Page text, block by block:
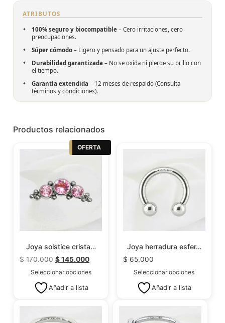
ATRIBUTOS
100% seguro y biocompatible – Cero irritaciones, cero
preocupaciones.
Súper cómodo – Ligero y pensado para un ajuste perfecto.
Durabilidad garantizada – No se oxida ni pierde su brillo con
el tiempo.
Garantía extendida – 12 meses de respaldo (Consulta
términos y condiciones).
Productos relacionados
OFERTA
Joya solstice crista…
$170.000 $145.000
Seleccionar opciones
Añadir a lista
Joya herradura esfer…
$ 65.000
Seleccionar opciones
Añadir a lista